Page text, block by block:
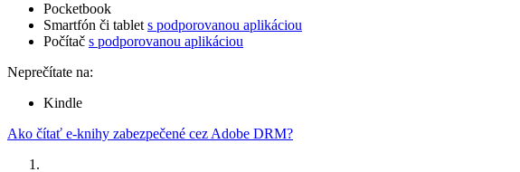
Pocketbook
Smartfón či tablet s podporovanou aplikáciou
Počítač s podporovanou aplikáciou
Neprečítate na:
Kindle
Ako čítať e-knihy zabezpečené cez Adobe DRM?